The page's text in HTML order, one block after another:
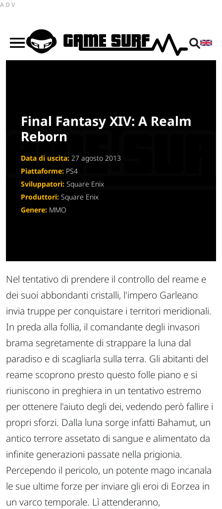
ADV
Final Fantasy XIV: A Realm
Reborn
Data di uscita: 27 agosto 2013
Piattaforme: PS4
Sviluppatori: Square Enix
Produttori: Square Enix
Genere: MMO
Nel tentativo di prendere il controllo del reame e
dei suoi abbondanti cristalli, l'impero Garleano
invia truppe per conquistare i territori meridionali.
In preda alla follia, il comandante degli invasori
brama segretamente di strappare la luna dal
paradiso e di scagliarla sulla terra. Gli abitanti del
reame scoprono presto questo folle piano e si
riuniscono in preghiera in un tentativo estremo
per ottenere l'aiuto degli dei, vedendo però fallire i
propri sforzi. Dalla luna sorge infatti Bahamut, un
antico terrore assetato di sangue e alimentato da
infinite generazioni passate nella prigionia.
Percependo il pericolo, un potente mago incanala
le sue ultime forze per inviare gli eroi di Eorzea in
un varco temporale. Lì attenderanno,